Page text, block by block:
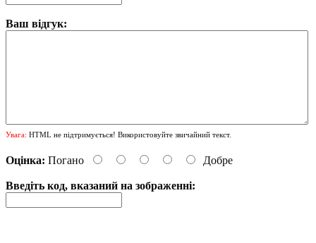
Ваш відгук:
Увага: HTML не підтримується! Використовуйте звичайний текст.
Оцінка: Погано Добре
Введіть код, вказаний на зображенні: